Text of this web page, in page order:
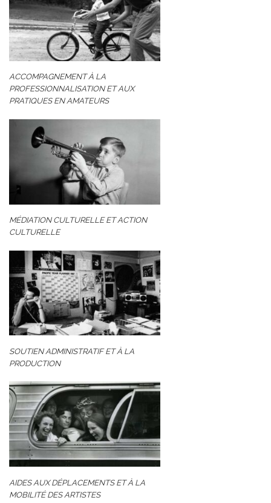
ACCOMPAGNEMENT À LA
PROFESSIONNALISATION ET AUX
PRATIQUES EN AMATEURS
MÉDIATION CULTURELLE ET ACTION
CULTURELLE
SOUTIEN ADMINISTRATIF ET À LA
PRODUCTION
AIDES AUX DÉPLACEMENTS ET À LA
MOBILITÉ DES ARTISTES